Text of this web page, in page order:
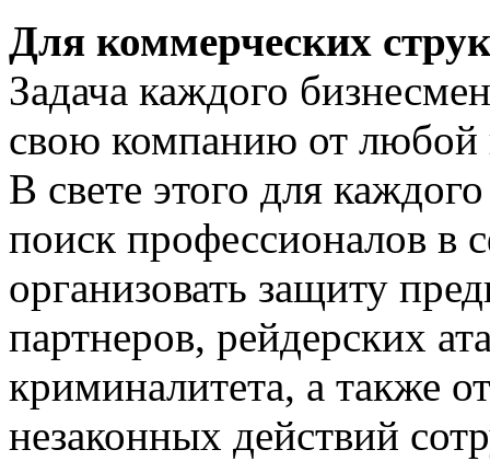
Для коммерческих
Задача каждого
свою компанию от любой
В свете этого для
поиск профессионалов в
организовать защиту
партнеров, рейдерских
криминалитета, а также
незаконных действий